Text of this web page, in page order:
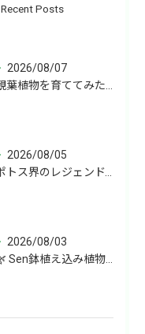
Recent Posts
2026/08/07
2026/08/05
2026/08/03